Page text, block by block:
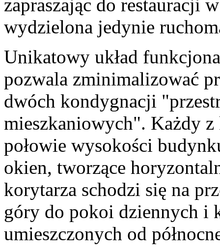
zapraszając do restauracji
wydzielona jedynie
Unikatowy układ
pozwala zminimalizować
dwóch kondygnacji
mieszkaniowych". Każdy
połowie wysokości
okien, tworzące
korytarza schodzi się na
góry do pokoi dziennych i
umieszczonych od